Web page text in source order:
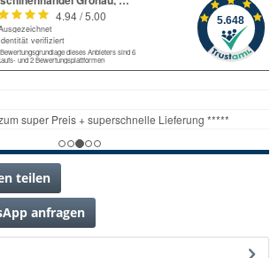
teilen
anfragen